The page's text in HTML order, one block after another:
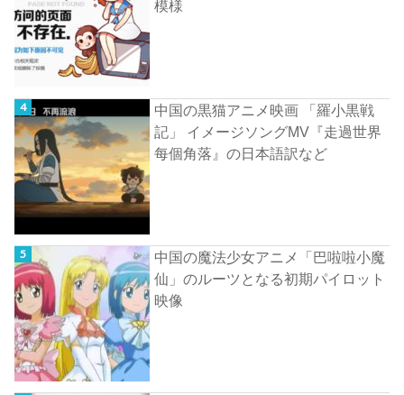
模様
中国の黒猫アニメ映画 「羅小黒戦
記」 イメージソングMV『走過世界
每個角落』の日本語訳など
中国の魔法少女アニメ「巴啦啦小魔
仙」のルーツとなる初期パイロット
映像